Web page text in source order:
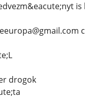
is
drogok